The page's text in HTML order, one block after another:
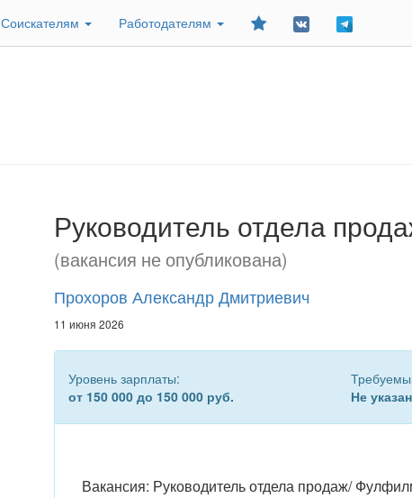
Соискателям Работодателям
Добавить
Руководитель отдела
(вакансия не опубликована)
Прохоров Александр Дмитриевич
11 июня 2026
Уровень зарплаты:
от 150 000 до 150 000 руб.
Не указан
Вакансия: Руководитель отдела продаж/